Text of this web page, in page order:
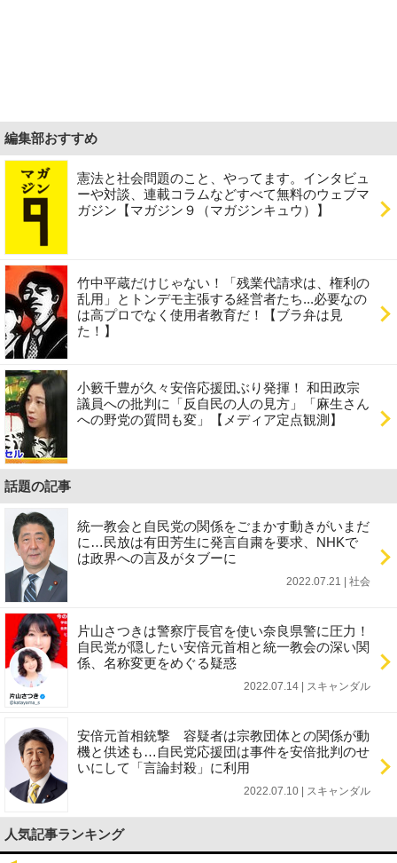
編集部おすすめ
憲法と社会問題のこと、やってます。インタビュ
ーや対談、連載コラムなどすべて無料のウェブマ
ガジン【マガジン９（マガジンキュウ）】
竹中平蔵だけじゃない！「残業代請求は、権利の
乱用」とトンデモ主張する経営者たち...必要なの
は高プロでなく使用者教育だ！【ブラ弁は見
た！】
小籔千豊が久々安倍応援団ぶり発揮！ 和田政宗
議員への批判に「反自民の人の見方」「麻生さん
への野党の質問も変」【メディア定点観測】
話題の記事
統一教会と自民党の関係をごまかす動きがいまだ
に…民放は有田芳生に発言自粛を要求、NHKで
は政界への言及がタブーに
2022.07.21 | 社会
片山さつきは警察庁長官を使い奈良県警に圧力！
自民党が隠したい安倍元首相と統一教会の深い関
係、名称変更をめぐる疑惑
2022.07.14 | スキャンダル
安倍元首相銃撃 容疑者は宗教団体との関係が動
機と供述も…自民党応援団は事件を安倍批判のせ
いにして「言論封殺」に利用
2022.07.10 | スキャンダル
人気記事ランキング